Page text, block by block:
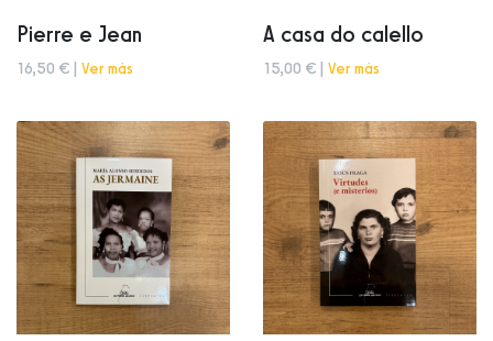
Pierre e Jean
16,50 € | Ver más
A casa do calello
15,00 € | Ver más